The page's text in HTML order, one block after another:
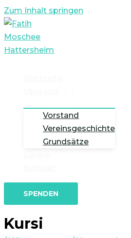
Zum Inhalt springen
Vorstand
Vereinsgeschichte
Grundsätze
SPENDEN
Kursi